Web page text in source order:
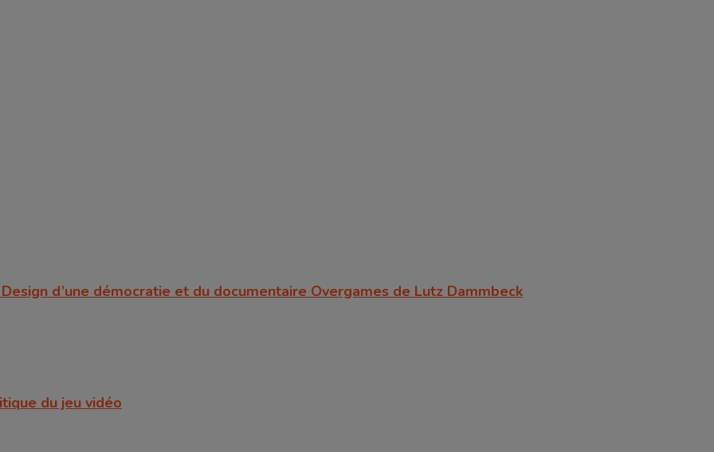
d’une démocratie et du documentaire Overgames de Lutz Dammbeck
du jeu vidéo